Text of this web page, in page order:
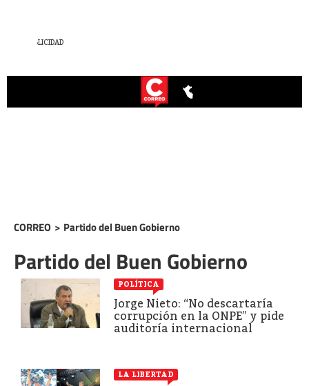
CORREO > Partido del Buen Gobierno
Partido del Buen Gobierno
POLÍTICA
Jorge Nieto: “No descartaría
corrupción en la ONPE” y pide
auditoría internacional
LA LIBERTAD